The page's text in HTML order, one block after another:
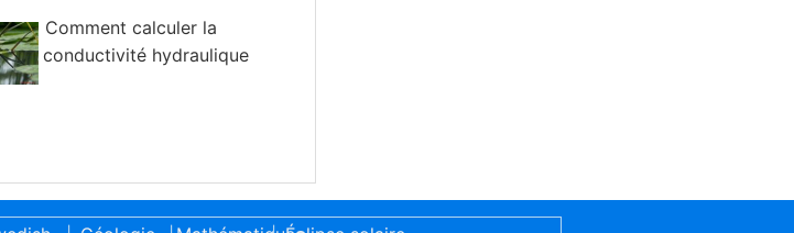
Comment calculer la
conductivité hydraulique